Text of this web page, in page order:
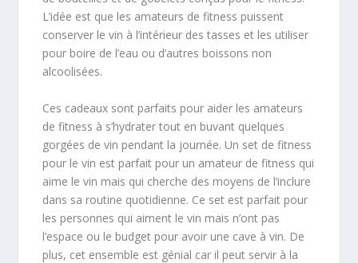
L’idée est que les amateurs de fitness puissent
conserver le vin à l’intérieur des tasses et les utiliser
pour boire de l’eau ou d’autres boissons non
alcoolisées.
Ces cadeaux sont parfaits pour aider les amateurs
de fitness à s’hydrater tout en buvant quelques
gorgées de vin pendant la journée. Un set de fitness
pour le vin est parfait pour un amateur de fitness qui
aime le vin mais qui cherche des moyens de l’inclure
dans sa routine quotidienne. Ce set est parfait pour
les personnes qui aiment le vin mais n’ont pas
l’espace ou le budget pour avoir une cave à vin. De
plus, cet ensemble est génial car il peut servir à la